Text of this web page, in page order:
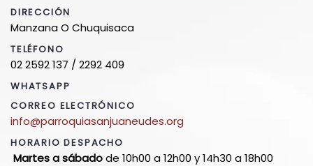
DIRECCIÓN
Manzana O Chuquisaca
TELÉFONO
02 2592 137 / 2292 409
WHATSAPP
CORREO ELECTRÓNICO
info@parroquiasanjuaneudes.org
HORARIO DESPACHO
Martes a sábadode 10h00 a 12h00 y 14h30 a 18h00